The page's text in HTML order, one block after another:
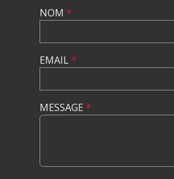
NOM *
EMAIL*
MESSAGE *